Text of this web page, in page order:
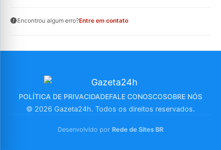
Encontrou algum erro?Entre em contato
POLÍTICA DE PRIVACIDADEFALE CONOSCOSOBRE NÓS
© 2026 Gazeta24h. Todos os direitos reservados.
Desenvolvido por Rede de Sites BR